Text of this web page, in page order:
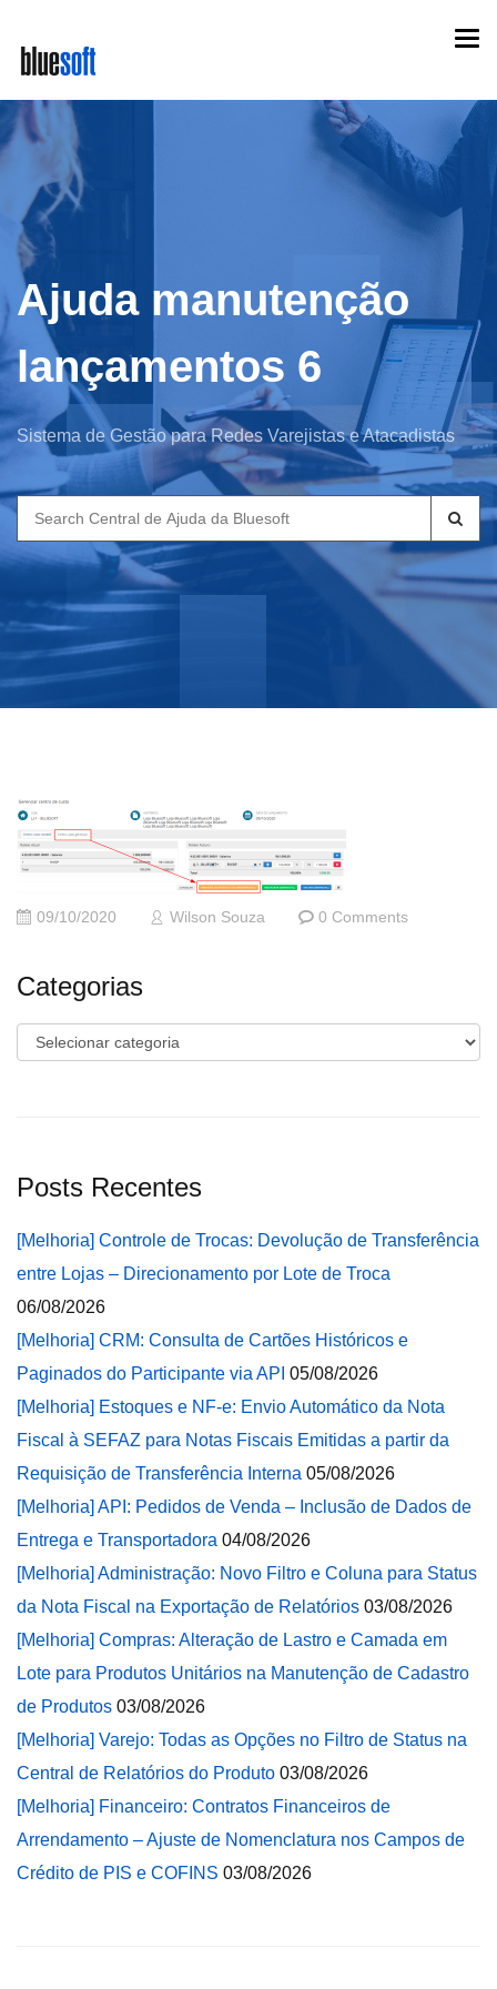
main
content
Ajuda manutenção
lançamentos 6
Sistema de Gestão para Redes Varejistas e Atacadistas
Search
for:
09/10/2020 Wilson Souza 0 Comments
Categorias
Categorias
Posts Recentes
[Melhoria] Controle de Trocas: Devolução de Transferência
entre Lojas – Direcionamento por Lote de Troca
06/08/2026
[Melhoria] CRM: Consulta de Cartões Históricos e
Paginados do Participante via API 05/08/2026
[Melhoria] Estoques e NF-e: Envio Automático da Nota
Fiscal à SEFAZ para Notas Fiscais Emitidas a partir da
Requisição de Transferência Interna 05/08/2026
[Melhoria] API: Pedidos de Venda – Inclusão de Dados de
Entrega e Transportadora 04/08/2026
[Melhoria] Administração: Novo Filtro e Coluna para Status
da Nota Fiscal na Exportação de Relatórios 03/08/2026
[Melhoria] Compras: Alteração de Lastro e Camada em
Lote para Produtos Unitários na Manutenção de Cadastro
de Produtos 03/08/2026
[Melhoria] Varejo: Todas as Opções no Filtro de Status na
Central de Relatórios do Produto 03/08/2026
[Melhoria] Financeiro: Contratos Financeiros de
Arrendamento – Ajuste de Nomenclatura nos Campos de
Crédito de PIS e COFINS 03/08/2026